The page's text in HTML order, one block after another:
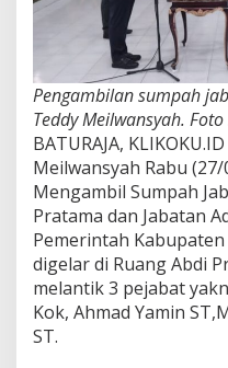
Pengambilan sumpah
Teddy Meilwansyah.
BATURAJA,
Meilwansyah Rabu
Mengambil Sumpah
Pratama dan Jabatan
Pemerintah
digelar di Ruang Abdi
melantik 3 pejabat
Kok, Ahmad Yamin
ST.